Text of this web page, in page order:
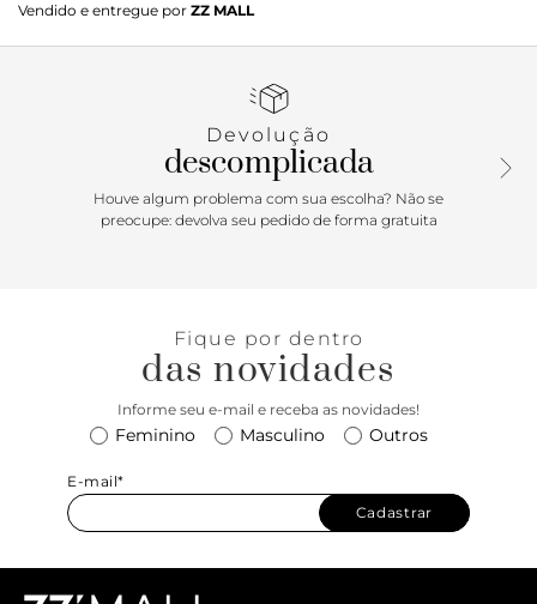
estruturado, laterais arredondadas e acabamento
texturizado. Traz duas alças de ombro perfuradas, com
sobre a capa. Possui fecho em zíper e puxador.
Vendido e entregue por ZZ MALL
Devolução
descomplicada
Houve algum problema com sua escolha? Não se
preocupe: devolva seu pedido de forma gratuita
Fique por dentro
das novidades
Informe seu e-mail e receba as novidades!
Feminino Masculino Outros
E-mail*
Cadastrar